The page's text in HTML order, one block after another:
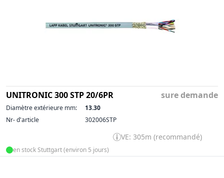
UNITRONIC 300 STP 20/6PR sure demande
Diamètre extérieure mm:
13.30
Nr- d'article
302006STP
VE: 305m (recommandé)
en stock Stuttgart (environ 5 jours)